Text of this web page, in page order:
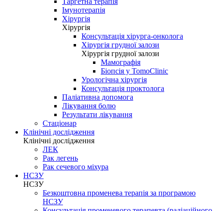
Імунотерапія
Хірургія
Хірургія
Консультація хірурга-онколога
Хірургія грудної залози
Хірургія грудної залози
Мамографія
Біопсія у TomoClinic
Урологічна хірургія
Консультація проктолога
Паліативна допомога
Лікування болю
Результати лікування
Стаціонар
Клінічні дослідження
Клінічні дослідження
ЛЕК
Рак легень
Рак сечевого міхура
НСЗУ
НСЗУ
Безкоштовна променева терапія за програмою
НСЗУ